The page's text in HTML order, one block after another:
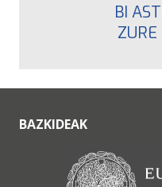
BI
BAZKIDEAK